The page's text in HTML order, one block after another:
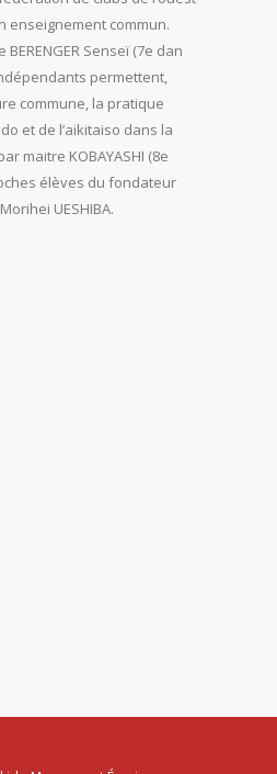
enseignement commun.
Senseï (7e dan
permettent,
commune, la pratique
et de l’aikitaiso dans la
maitre KOBAYASHI (8e
élèves du fondateur
UESHIBA.